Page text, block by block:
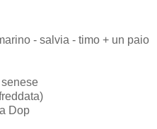
- salvia - timo + un paio
Dop